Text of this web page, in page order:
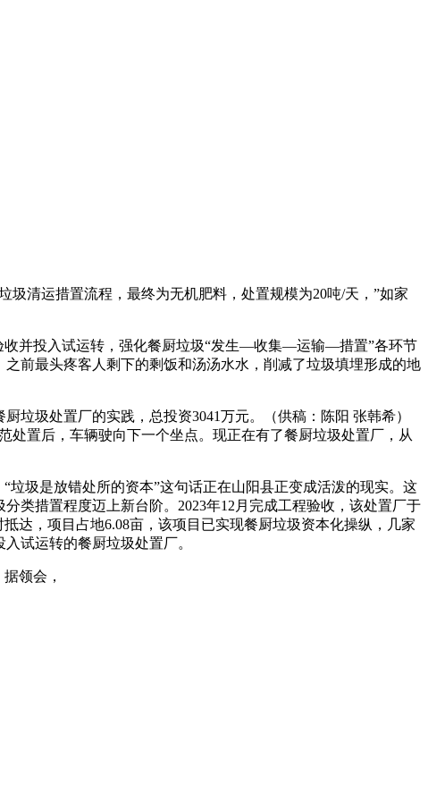
清运措置流程，最终为无机肥料，处置规模为20吨/天，”如家
并投入试运转，强化餐厨垃圾“发生—收集—运输—措置”各环节
前最头疼客人剩下的剩饭和汤汤水水，削减了垃圾填埋形成的地
圾处置厂的实践，总投资3041万元。（供稿：陈阳 张韩希）
置后，车辆驶向下一个坐点。现正在有了餐厨垃圾处置厂，从
圾是放错处所的资本”这句话正在山阳县正变成活泼的现实。这
类措置程度迈上新台阶。2023年12月完成工程验收，该处置厂于
达，项目占地6.08亩，该项目已实现餐厨垃圾资本化操纵，几家
试运转的餐厨垃圾处置厂。
领会，